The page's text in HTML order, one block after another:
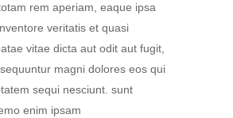
rem aperiam, eaque ipsa
veritatis et quasi
vitae dicta aut odit aut fugit,
magni dolores eos qui
sequi nesciunt. sunt
enim ipsam